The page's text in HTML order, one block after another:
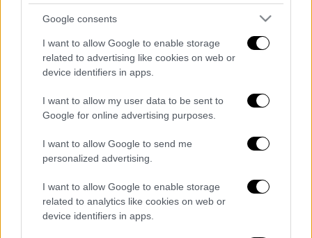
Google consents
I want to allow Google to enable storage
related to advertising like cookies on web or
device identifiers in apps.
I want to allow my user data to be sent to
Google for online advertising purposes.
I want to allow Google to send me
personalized advertising.
I want to allow Google to enable storage
related to analytics like cookies on web or
device identifiers in apps.
ΟΛΕΣ ΟΙ ΕΙΔΗΣΕΙΣ
Τι περιμένει η Αθήνα από τη σημερινή
συνάντηση Μητσοτάκη με Ερντογάν - H
Δεσποτόπουλος στο ethnos.gr: Γιατί ο
Ερντογάν δεν είναι κερδισμένος από τη
συμφωνία για F16 και Σουηδία
Έρχονται «ψηφιακά μάτια» στις
λεωφορειολωρίδες και κλήσεις με
φωτογραφία - Πότε ξεκινά το νέο
σύστημα